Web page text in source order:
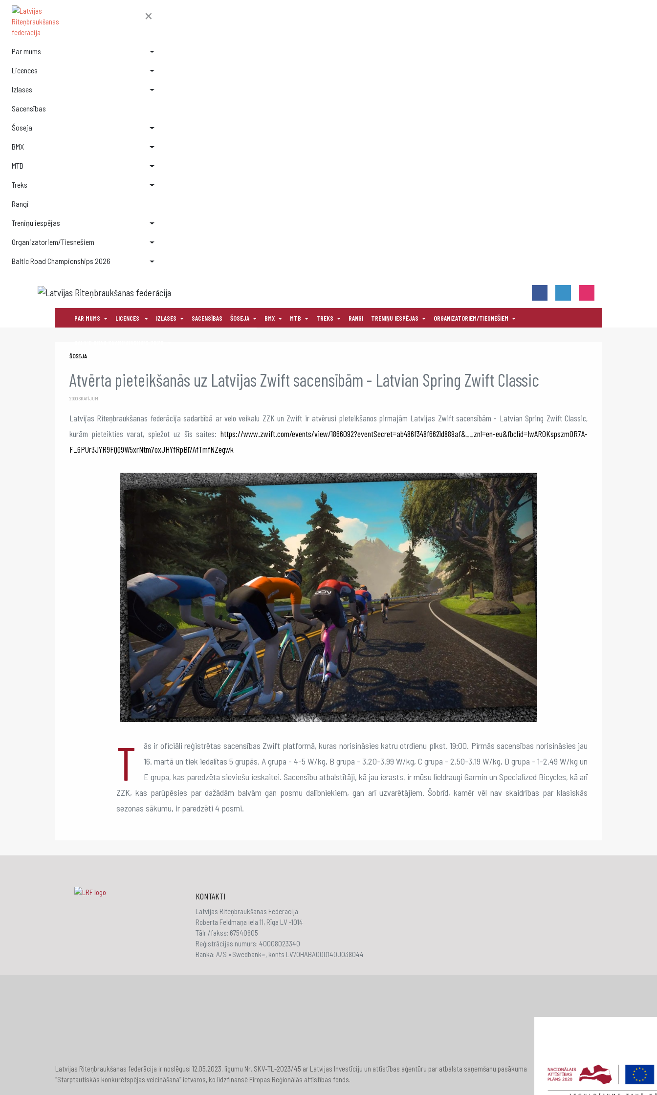
×
Par mums
Licences
Izlases
Sacensības
Šoseja
BMX
MTB
Treks
Rangi
Treniņu iespējas
Organizatoriem/Tiesnešiem
Baltic Road Championships 2026
PAR MUMS LICENCES IZLASES SACENSĪBAS ŠOSEJA BMX MTB TREKS RANGI TRENIŅU IESPĒJAS ORGANIZATORIEM/TIESNEŠIEM
ŠOSEJA
Atvērta pieteikšanās uz Latvijas Zwift sacensībām - Latvian Spring Zwift Classic
2090 SKATĪJUMI
Latvijas Riteņbraukšanas federācija sadarbībā ar velo veikalu ZZK un Zwift ir atvērusi pieteikšanos pirmajām Latvijas Zwift sacensībām - Latvian Spring Zwift Classic,
kurām pieteikties varat, spiežot uz šīs saites: https://www.zwift.com/events/view/1866092?eventSecret=ab486f348f6621d889af&__znl=en-eu&fbclid=IwAR0Kspszm0R7A-
F_6PUr3JYR9FQQ9W5xrNtm7oxJHYfRpBl7AfTmfNZegwk
T
ās ir oficiāli reģistrētas sacensības Zwift platformā, kuras norisināsies katru otrdienu plkst. 19:00. Pirmās sacensības norisināsies jau
16. martā un tiek iedalītas 5 grupās. A grupa - 4-5 W/kg, B grupa - 3.20-3.99 W/kg, C grupa - 2.50-3.19 W/kg, D grupa - 1-2.49 W/kg un
E grupa, kas paredzēta sieviešu ieskaitei. Sacensību atbalstītāji, kā jau ierasts, ir mūsu lieldraugi Garmin un Specialized Bicycles, kā arī
ZZK, kas parūpēsies par dažādām balvām gan posmu dalībniekiem, gan arī uzvarētājiem. Šobrīd, kamēr vēl nav skaidrības par klasiskās
sezonas sākumu, ir paredzēti 4 posmi.
KONTAKTI
Latvijas Riteņbraukšanas Federācija
Roberta Feldmaņa iela 11, Rīga LV -1014
Tālr./fakss: 67540605
Reģistrācijas numurs: 40008023340
Banka: A/S «Swedbank», konts LV70HABA000140J038044
Latvijas Riteņbraukšanas federācija ir noslēgusi 12.05.2023. līgumu Nr. SKV-TL-2023/45 ar Latvijas Investīciju un attīstības aģentūru par atbalsta saņemšanu pasākuma
“Starptautiskās konkurētspējas veicināšana” ietvaros, ko līdzfinansē Eiropas Reģionālās attīstības fonds.